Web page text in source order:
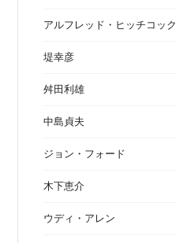
アルフレッド・ヒッチコック
堤幸彦
舛田利雄
中島貞夫
ジョン・フォード
木下恵介
ウディ・アレン